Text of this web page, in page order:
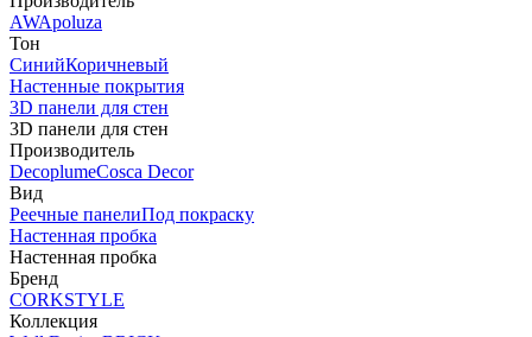
AWApoluza
Тон
СинийКоричневый
Настенные покрытия
3D панели для стен
3D панели для стен
Производитель
DecoplumeCosca Decor
Вид
Реечные панелиПод покраску
Настенная пробка
Настенная пробка
Бренд
CORKSTYLE
Коллекция